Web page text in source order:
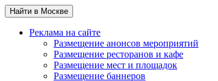
Найти в Москве
Реклама на сайте
Размещение анонсов мероприятий
Размещение ресторанов и кафе
Размещение мест и площадок
Размещение баннеров